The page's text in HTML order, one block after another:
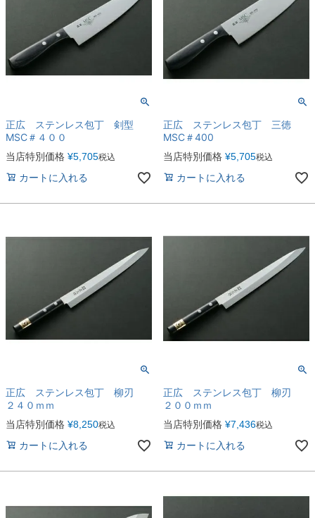
正広 ステンレス包丁 剣型
MSC＃４００
当店特別価格 ¥5,705税込
カートに入れる
正広 ステンレス包丁 三徳
MSC＃400
当店特別価格 ¥5,705税込
カートに入れる
正広 ステンレス包丁 柳刃
２４０ｍｍ
当店特別価格 ¥8,250税込
カートに入れる
正広 ステンレス包丁 柳刃
２００ｍｍ
当店特別価格 ¥7,436税込
カートに入れる